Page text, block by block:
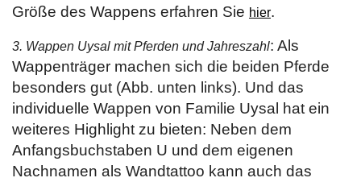
Größe des Wappens erfahren Sie hier.
3. Wappen Uysal mit Pferden und Jahreszahl: Als
Wappenträger machen sich die beiden Pferde
besonders gut (Abb. unten links). Und das
individuelle Wappen von Familie Uysal hat ein
weiteres Highlight zu bieten: Neben dem
Anfangsbuchstaben U und dem eigenen
Nachnamen als Wandtattoo kann auch das